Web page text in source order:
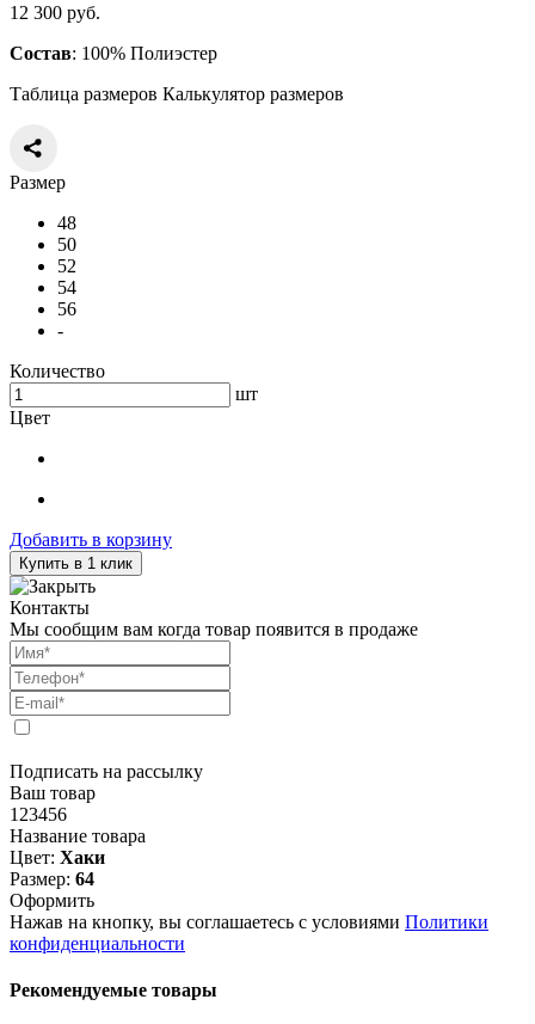
12 300 руб.
Состав: 100% Полиэстер
Таблица размеров Калькулятор размеров
Размер
48
50
52
54
56
-
Количество
шт
Цвет
Добавить в корзину
Купить в 1 клик
Контакты
Мы сообщим вам когда товар появится в продаже
Подписать на рассылку
Ваш товар
123456
Название товара
Цвет: Хаки
Размер: 64
Оформить
Нажав на кнопку, вы соглашаетесь с условиями Политики
конфиденциальности
Рекомендуемые товары